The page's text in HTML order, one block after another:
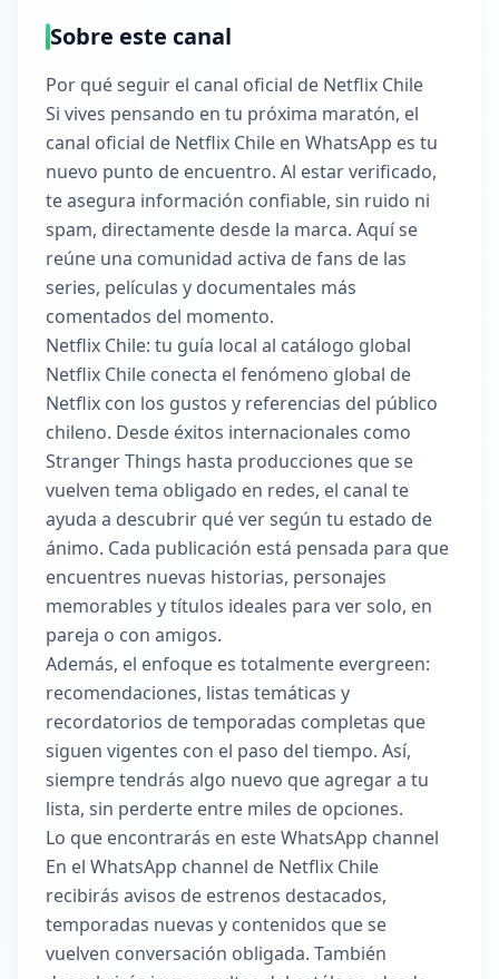
Sobre este canal
Por qué seguir el canal oficial de Netflix Chile
Si vives pensando en tu próxima maratón, el
canal oficial de Netflix Chile en WhatsApp es tu
nuevo punto de encuentro. Al estar verificado,
te asegura información confiable, sin ruido ni
spam, directamente desde la marca. Aquí se
reúne una comunidad activa de fans de las
series, películas y documentales más
comentados del momento.
Netflix Chile: tu guía local al catálogo global
Netflix Chile conecta el fenómeno global de
Netflix con los gustos y referencias del público
chileno. Desde éxitos internacionales como
Stranger Things hasta producciones que se
vuelven tema obligado en redes, el canal te
ayuda a descubrir qué ver según tu estado de
ánimo. Cada publicación está pensada para que
encuentres nuevas historias, personajes
memorables y títulos ideales para ver solo, en
pareja o con amigos.
Además, el enfoque es totalmente evergreen:
recomendaciones, listas temáticas y
recordatorios de temporadas completas que
siguen vigentes con el paso del tiempo. Así,
siempre tendrás algo nuevo que agregar a tu
lista, sin perderte entre miles de opciones.
Lo que encontrarás en este WhatsApp channel
En el WhatsApp channel de Netflix Chile
recibirás avisos de estrenos destacados,
temporadas nuevas y contenidos que se
vuelven conversación obligada. También